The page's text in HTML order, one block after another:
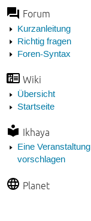
Forum
Kurzanleitung
Richtig fragen
Foren-Syntax
Wiki
Übersicht
Startseite
Ikhaya
Eine Veranstaltung
vorschlagen
Planet